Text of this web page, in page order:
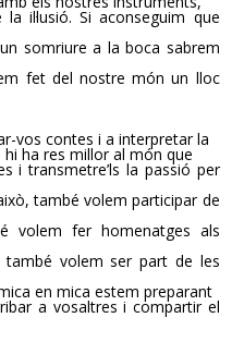
il·lusió. Si aconseguim que
somriure a la boca sabrem
fet del nostre món un lloc
vos contes i a interpretar la
ha res millor al món que
i transmetre’ls la passió per
també volem participar de
volem fer homenatges als
volem ser part de les
en mica estem preparant
a vosaltres i compartir el